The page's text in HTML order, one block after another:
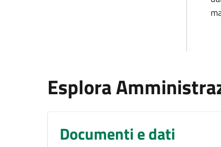
Esplora
Documenti e dati